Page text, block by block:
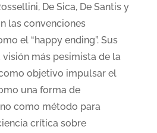
De Sica, De Santis y
las convenciones
el “happy ending”. Sus
más pesimista de la
objetivo impulsar el
una forma de
como método para
crítica sobre